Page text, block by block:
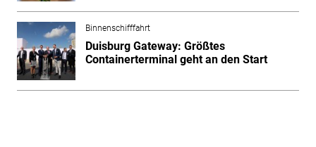
Binnenschifffahrt
Duisburg Gateway: Größtes
Containerterminal geht an den Start